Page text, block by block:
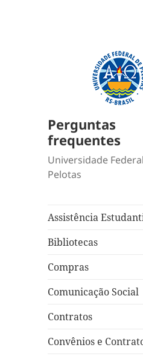
Perguntas
frequentes
Universidade
Pelotas
Assistência
Bibliotecas
Compras
Comunicação Social
Contratos
Convênios e